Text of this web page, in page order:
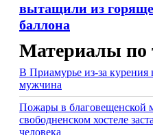
вытащили из
баллона
Материалы по
В Приамурье из-за курения
мужчина
Пожары в благовещенской
свободненском хостеле
человека